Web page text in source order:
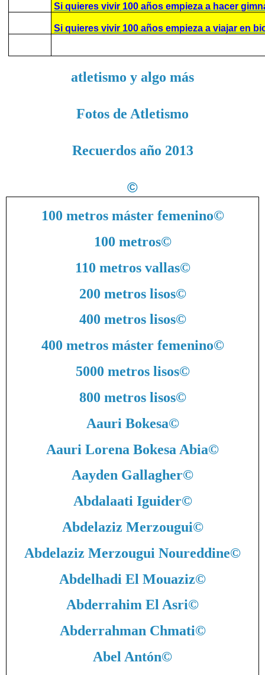
Si quieres vivir 100 años empieza a hacer
Si quieres vivir 100 años empieza a viajar en
atletismo y algo más
Fotos de Atletismo
Recuerdos año 2013
©
100 metros máster femenino©
100 metros©
110 metros vallas©
200 metros lisos©
400 metros lisos©
400 metros máster femenino©
5000 metros lisos©
800 metros lisos©
Aauri Bokesa©
Aauri Lorena Bokesa Abia©
Aayden Gallagher©
Abdalaati Iguider©
Abdelaziz Merzougui©
Abdelaziz Merzougui Noureddine©
Abdelhadi El Mouaziz©
Abderrahim El Asri©
Abderrahman Chmati©
Abel Antón©